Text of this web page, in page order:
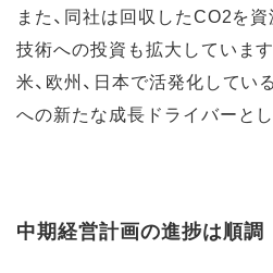
また、同社は回収したCO2を
技術への投資も拡大していま
米、欧州、日本で活発化してい
への新たな成長ドライバーと
中期経営計画の進捗は順調